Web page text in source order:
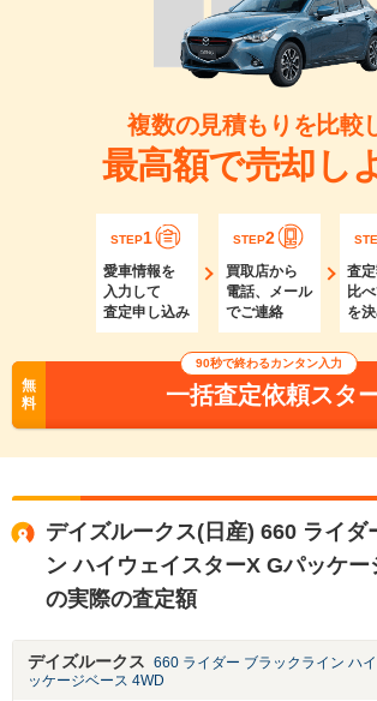
複数の見積もりを比較
最高額で売却し
STEP1
愛車情報を
入力して
査定申し込み
STEP2
買取店から
電話、メール
でご連絡
査
比
を
無
料
90秒で終わるカンタン入力
一括査定依頼スタ
デイズルークス(日産) 660 ライダ
ン ハイウェイスターX Gパッケ
の実際の査定額
デイズルークス 660 ライダー ブラックライン ハ
ッケージベース 4WD